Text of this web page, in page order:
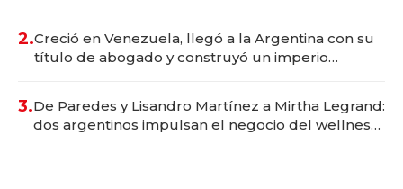
2.Creció en Venezuela, llegó a la Argentina con su
título de abogado y construyó un imperio
3.De Paredes y Lisandro Martínez a Mirtha Legrand:
dos argentinos impulsan el negocio del wellness